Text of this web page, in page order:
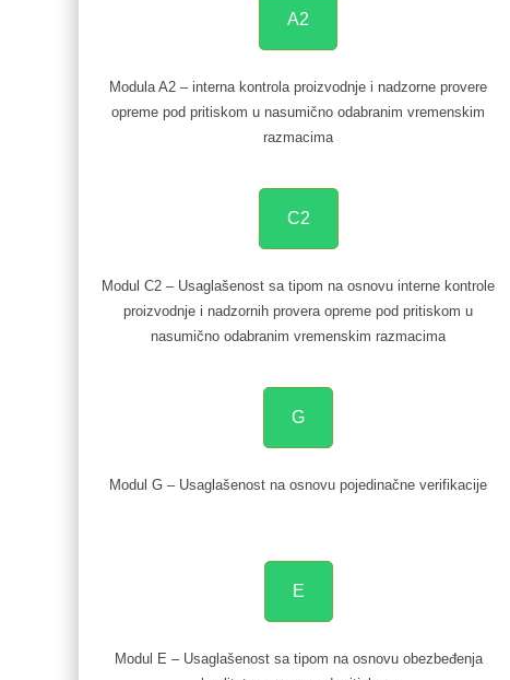
A2
Modula A2 – interna kontrola proizvodnje i nadzorne provere
opreme pod pritiskom u nasumično odabranim vremenskim
razmacima
C2
Modul C2 – Usaglašenost sa tipom na osnovu interne kontrole
proizvodnje i nadzornih provera opreme pod pritiskom u
nasumično odabranim vremenskim razmacima
G
Modul G – Usaglašenost na osnovu pojedinačne verifikacije
E
Modul E – Usaglašenost sa tipom na osnovu obezbeđenja